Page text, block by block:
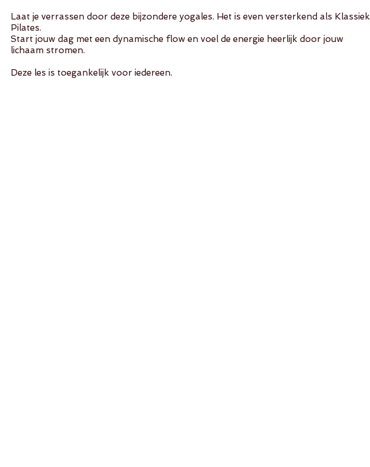
Laat je verrassen door deze bijzondere yogales. Het is even versterkend als Klassiek
Pilates.
Start jouw dag met een dynamische flow en voel de energie heerlijk door jouw
lichaam stromen.
Deze les is toegankelijk voor iedereen.